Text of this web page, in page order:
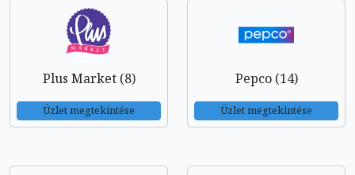
Plus Market (8)
Üzlet megtekintése
Pepco (14)
Üzlet megtekintése